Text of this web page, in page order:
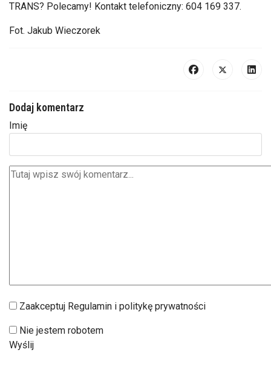
TRANS? Polecamy! Kontakt telefoniczny: 604 169 337.
Fot. Jakub Wieczorek
Dodaj komentarz
Imię
Zaakceptuj Regulamin i politykę prywatności
Nie jestem robotem
Wyślij